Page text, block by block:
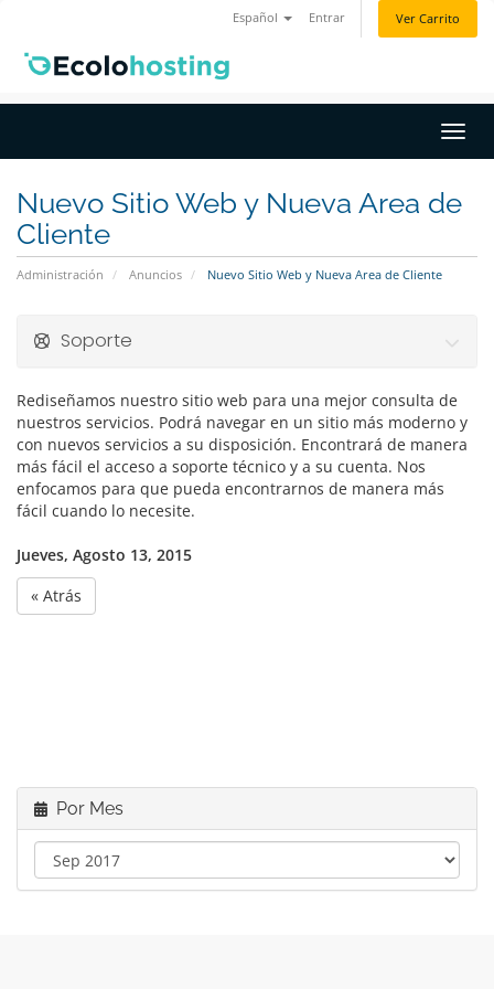
Español Entrar Ver Carrito
Nuevo Sitio Web y Nueva Area de
Cliente
Administración Anuncios Nuevo Sitio Web y Nueva Area de Cliente
Soporte
Rediseñamos nuestro sitio web para una mejor consulta de
nuestros servicios. Podrá navegar en un sitio más moderno y
con nuevos servicios a su disposición. Encontrará de manera
más fácil el acceso a soporte técnico y a su cuenta. Nos
enfocamos para que pueda encontrarnos de manera más
fácil cuando lo necesite.
Jueves, Agosto 13, 2015
« Atrás
Por Mes